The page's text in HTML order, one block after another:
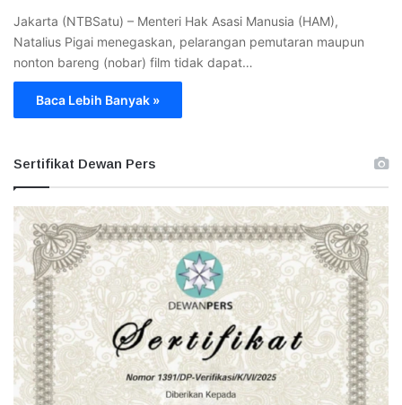
Jakarta (NTBSatu) – Menteri Hak Asasi Manusia (HAM),
Natalius Pigai menegaskan, pelarangan pemutaran maupun
nonton bareng (nobar) film tidak dapat…
Baca Lebih Banyak »
Sertifikat Dewan Pers